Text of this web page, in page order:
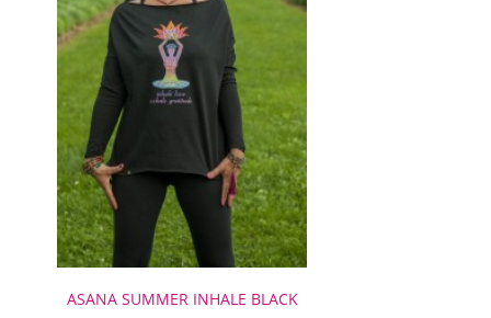
ASANA SUMMER INHALE BLACK